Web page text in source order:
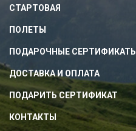
СТАРТОВАЯ
ПОЛЕТЫ
ПОДАРОЧНЫЕ СЕРТИФИКАТЫ
ДОСТАВКА И ОПЛАТА
ПОДАРИТЬ СЕРТИФИКАТ
КОНТАКТЫ